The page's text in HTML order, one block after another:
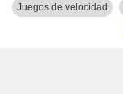
Juegos de velocidad